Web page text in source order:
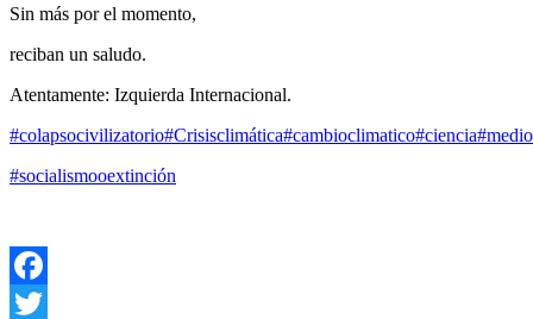
Sin más por el momento,
reciban un saludo.
Atentamente: Izquierda Internacional.
#colapsocivilizatorio#Crisisclimática#cambioclimatico#ciencia
#socialismooextinción
Facebook